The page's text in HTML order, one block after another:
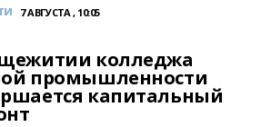
7 АВГУСТА , 10:05
колледжа
промышленности
капитальный